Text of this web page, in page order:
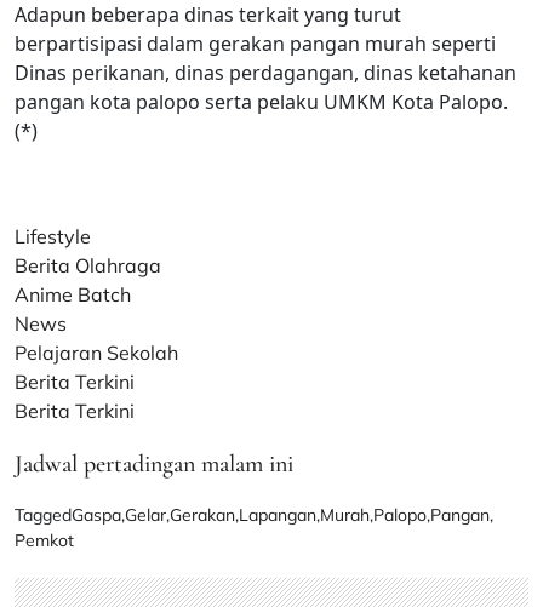
Adapun beberapa dinas terkait yang turut
berpartisipasi dalam gerakan pangan murah seperti
Dinas perikanan, dinas perdagangan, dinas ketahanan
pangan kota palopo serta pelaku UMKM Kota Palopo.
(*)
Lifestyle
Berita Olahraga
Anime Batch
News
Pelajaran Sekolah
Berita Terkini
Berita Terkini
Jadwal pertadingan malam ini
TaggedGaspa,Gelar,Gerakan,Lapangan,Murah,Palopo,Pangan,
Pemkot